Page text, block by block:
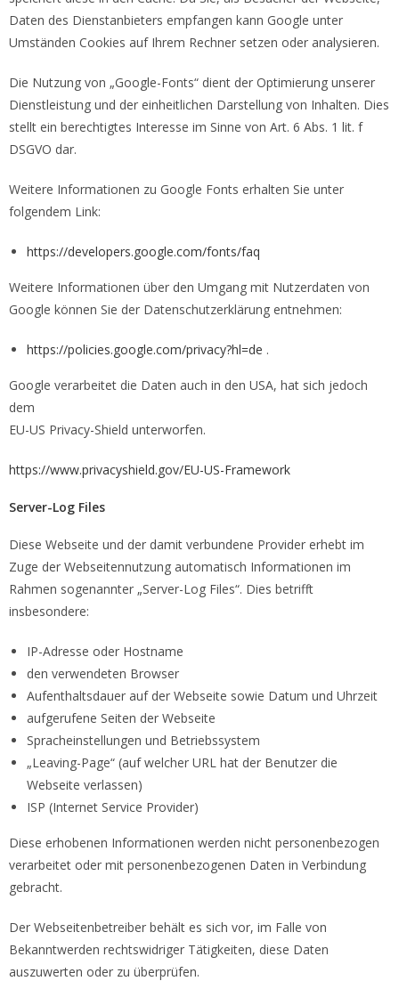
Daten des Dienstanbieters empfangen kann Google unter
Umständen Cookies auf Ihrem Rechner setzen oder analysieren.
Die Nutzung von „Google-Fonts“ dient der Optimierung unserer
Dienstleistung und der einheitlichen Darstellung von Inhalten. Dies
stellt ein berechtigtes Interesse im Sinne von Art. 6 Abs. 1 lit. f
DSGVO dar.
Weitere Informationen zu Google Fonts erhalten Sie unter
folgendem Link:
https://developers.google.com/fonts/faq
Weitere Informationen über den Umgang mit Nutzerdaten von
Google können Sie der Datenschutzerklärung entnehmen:
https://policies.google.com/privacy?hl=de .
Google verarbeitet die Daten auch in den USA, hat sich jedoch
dem
EU-US Privacy-Shield unterworfen.
https://www.privacyshield.gov/EU-US-Framework
Server-Log Files
Diese Webseite und der damit verbundene Provider erhebt im
Zuge der Webseitennutzung automatisch Informationen im
Rahmen sogenannter „Server-Log Files“. Dies betrifft
insbesondere:
IP-Adresse oder Hostname
den verwendeten Browser
Aufenthaltsdauer auf der Webseite sowie Datum und Uhrzeit
aufgerufene Seiten der Webseite
Spracheinstellungen und Betriebssystem
„Leaving-Page“ (auf welcher URL hat der Benutzer die
Webseite verlassen)
ISP (Internet Service Provider)
Diese erhobenen Informationen werden nicht personenbezogen
verarbeitet oder mit personenbezogenen Daten in Verbindung
gebracht.
Der Webseitenbetreiber behält es sich vor, im Falle von
Bekanntwerden rechtswidriger Tätigkeiten, diese Daten
auszuwerten oder zu überprüfen.